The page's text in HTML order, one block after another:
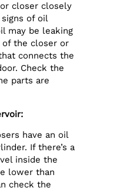
closer closely
of oil
may be leaking
the closer or
connects the
Check the
parts are
have an oil
If there’s a
inside the
lower than
check the